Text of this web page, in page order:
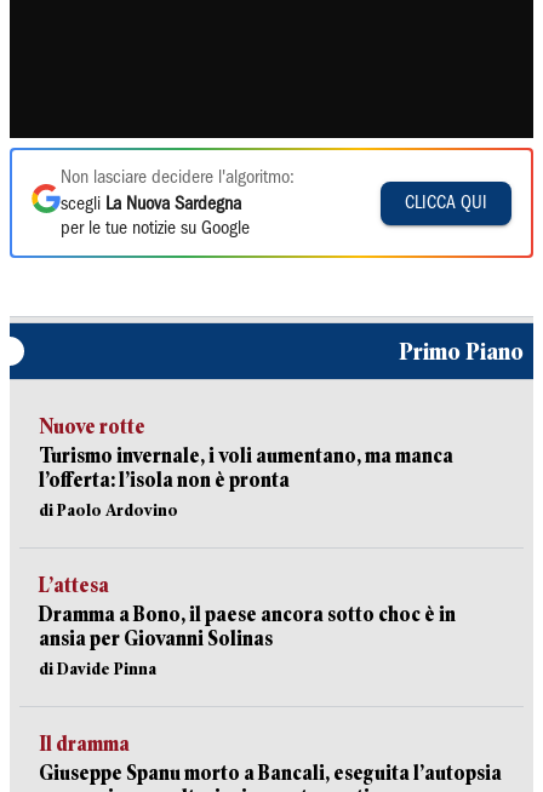
Non lasciare decidere l'algoritmo:
scegli La Nuova Sardegna
per le tue notizie su Google
CLICCA QUI
Primo Piano
Nuove rotte
Turismo invernale, i voli aumentano, ma manca
l’offerta: l’isola non è pronta
di Paolo Ardovino
L’attesa
Dramma a Bono, il paese ancora sotto choc è in
ansia per Giovanni Solinas
di Davide Pinna
Il dramma
Giuseppe Spanu morto a Bancali, eseguita l’autopsia